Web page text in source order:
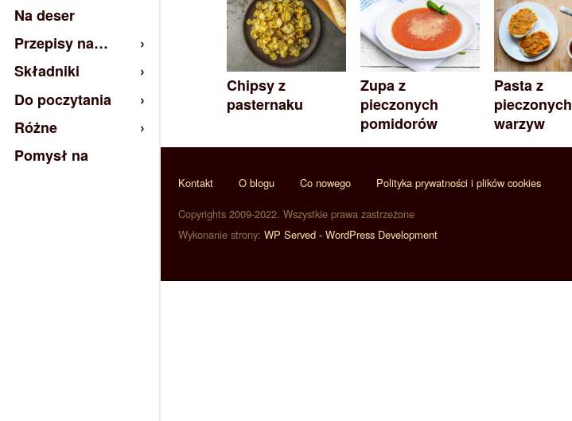
Chipsy z
pasternaku
Zupa z
pieczonych
pomidorów
Pasta z
pieczonych
warzyw
Na deser
Przepisy na…
Składniki
Do poczytania
Różne
Pomysł na
Kontakt O blogu Co nowego Polityka prywatności i plików cookies
Copyrights 2009-2022. Wszystkie prawa zastrzeżone
Wykonanie strony: WP Served - WordPress Development